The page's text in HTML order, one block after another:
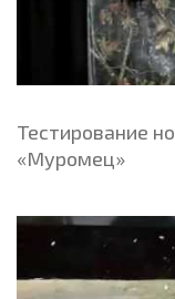
Тестирование
«Муромец»